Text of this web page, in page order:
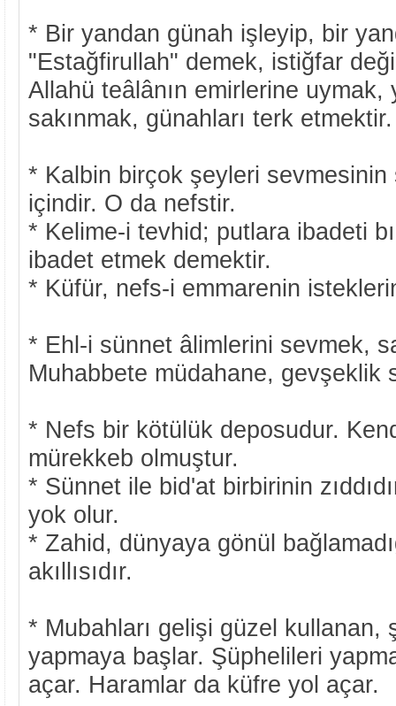
* Bir yandan günah işleyip, bir
"Estağfirullah" demek, istiğfar
Allahü teâlânın emirlerine
sakınmak, günahları terk etmektir.
* Kalbin birçok şeyleri
içindir. O da nefstir.
* Kelime-i tevhid; putlara ibadeti
ibadet etmek demektir.
* Küfür, nefs-i emmarenin
* Ehl-i sünnet âlimlerini sevmek,
Muhabbete müdahane, gevşeklik
* Nefs bir kötülük deposudur.
mürekkeb olmuştur.
* Sünnet ile bid'at birbirinin
yok olur.
* Zahid, dünyaya gönül
akıllısıdır.
* Mubahları gelişi güzel kullanan,
yapmaya başlar. Şüphelileri
açar. Haramlar da küfre yol açar.